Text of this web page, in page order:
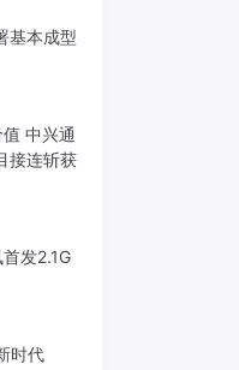
基本成型
中兴通
接连斩获
发2.1G
时代